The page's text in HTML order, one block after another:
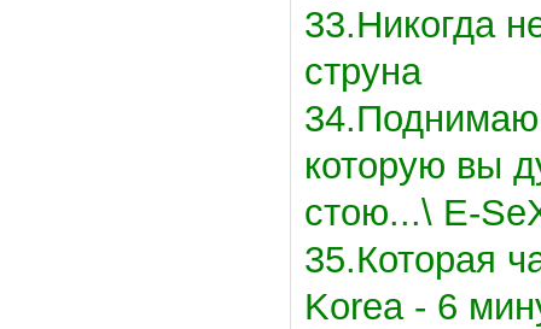
33.Никогда
струна
которую вы
стою...\ E-
35.Которая
Korea - 6